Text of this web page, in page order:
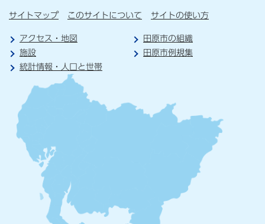
サイトマップ このサイトについて サイトの使い方
アクセス・地図
田原市の組織
施設
田原市例規集
統計情報・人口と世帯